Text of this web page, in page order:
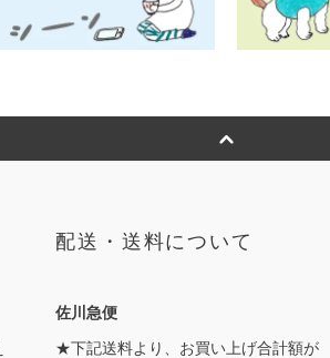
配送・送料について
佐川急便
★下記送料より、お買い上げ合計額が